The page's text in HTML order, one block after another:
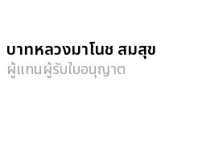
บาทหลวงมาโนช สมสุข
ผู้แทนผู้รับใบอนุญาต